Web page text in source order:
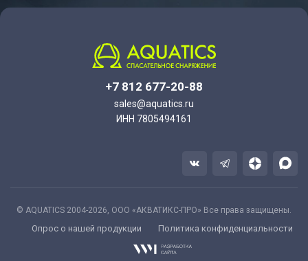
+7 812 677-20-88
sales@aquatics.ru
ИНН 7805494161
© AQUATICS 2004-2026, ООО «АКВАТИКС-ПРО» Все права защищены.
Опрос о нашей продукции Политика конфиденциальности